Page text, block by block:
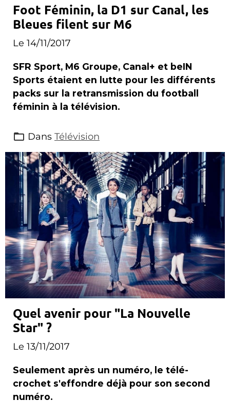
Foot Féminin, la D1 sur Canal, les
Bleues filent sur M6
Le 14/11/2017
SFR Sport, M6 Groupe, Canal+ et beIN
Sports étaient en lutte pour les différents
packs sur la retransmission du football
féminin à la télévision.
Dans Télévision
Quel avenir pour "La Nouvelle
Star" ?
Le 13/11/2017
Seulement après un numéro, le télé-
crochet s'effondre déjà pour son second
numéro.